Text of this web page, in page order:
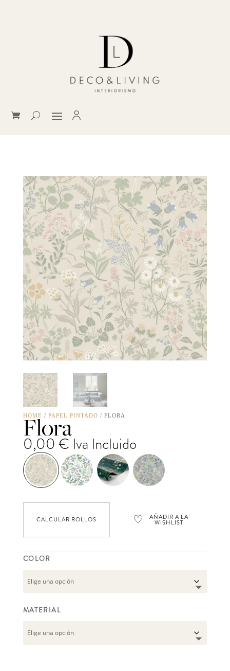
HOME / PAPEL PINTADO / FLORA
Flora
0,00 € Iva Incluido
CALCULAR ROLLOS ♡ AÑADIR A LA
WISHLIST
COLOR
MATERIAL